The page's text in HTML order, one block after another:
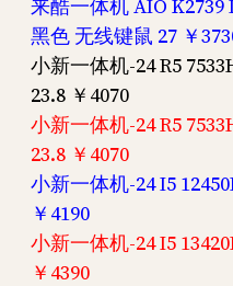
来酷一体机 AIO K2739
黑色 无线键鼠 27 ￥
小新一体机-24 R5
23.8 ￥4070
小新一体机-24 R5
23.8 ￥4070
小新一体机-24 I5
￥4190
小新一体机-24 I5
￥4390